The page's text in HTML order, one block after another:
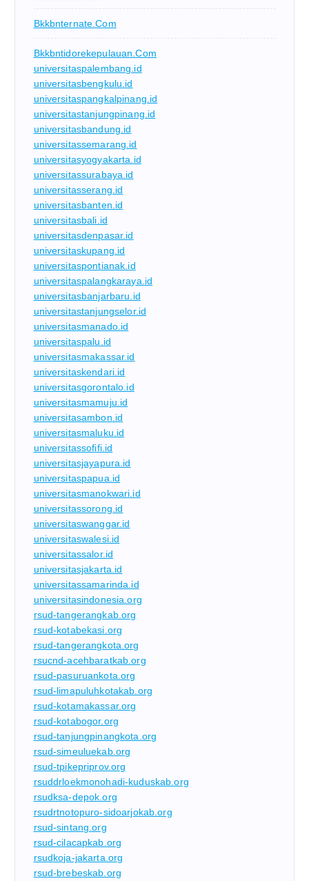
Bkkbnternate.com
Bkkbntidorekepulauan.com
universitaspalembang.id
universitasbengkulu.id
universitaspangkalpinang.id
universitastanjungpinang.id
universitasbandung.id
universitassemarang.id
universitasyogyakarta.id
universitassurabaya.id
universitasserang.id
universitasbanten.id
universitasbali.id
universitasdenpasar.id
universitaskupang.id
universitaspontianak.id
universitaspalangkaraya.id
universitasbanjarbaru.id
universitastanjungselor.id
universitasmanado.id
universitaspalu.id
universitasmakassar.id
universitaskendari.id
universitasgorontalo.id
universitasmamuju.id
universitasambon.id
universitasmaluku.id
universitassofifi.id
universitasjayapura.id
universitaspapua.id
universitasmanokwari.id
universitassorong.id
universitaswanggar.id
universitaswalesi.id
universitassalor.id
universitasjakarta.id
universitassamarinda.id
universitasindonesia.org
rsud-tangerangkab.org
rsud-kotabekasi.org
rsud-tangerangkota.org
rsucnd-acehbaratkab.org
rsud-pasuruankota.org
rsud-limapuluhkotakab.org
rsud-kotamakassar.org
rsud-kotabogor.org
rsud-tanjungpinangkota.org
rsud-simeuluekab.org
rsud-tpikepriprov.org
rsuddrloekmonohadi-kuduskab.org
rsudksa-depok.org
rsudrtnotopuro-sidoarjokab.org
rsud-sintang.org
rsud-cilacapkab.org
rsudkoja-jakarta.org
rsud-brebeskab.org